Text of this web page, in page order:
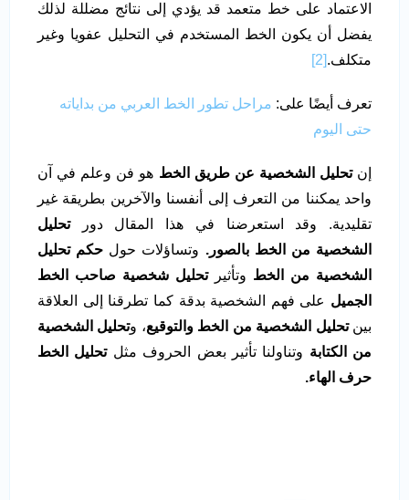
الاعتماد على خط متعمد قد يؤدي إلى نتائج مضللة لذلك
يفضل أن يكون الخط المستخدم في التحليل عفويا وغير
متكلف.[2]
تعرف أيضًا على: مراحل تطور الخط العربي من بداياته
حتى اليوم
إنتحليل الشخصية عن طريق الخط هو فن وعلم في آن
واحد يمكننا من التعرف إلى أنفسنا والآخرين بطريقة غير
تقليدية. وقد استعرضنا في هذا المقال دورتحليل
الشخصية من الخط بالصور. وتساؤلات حول حكم تحليل
الشخصية من الخط وتأثيرتحليل شخصية صاحب الخط
الجميل على فهم الشخصية بدقة كما تطرقنا إلى العلاقة
بينتحليل الشخصية من الخط والتوقيع، وتحليل الشخصية
من الكتابة وتناولنا تأثير بعض الحروف مثل تحليل الخط
حرف الهاء.